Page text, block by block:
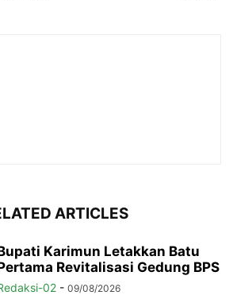
ARTICLES
Karimun Letakkan Batu
Revitalisasi Gedung BPS
02 - 09/08/2026